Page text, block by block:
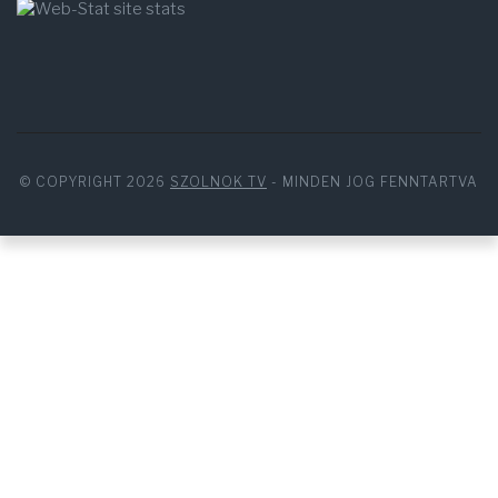
© COPYRIGHT 2026 SZOLNOK TV - MINDEN JOG FENNTARTVA